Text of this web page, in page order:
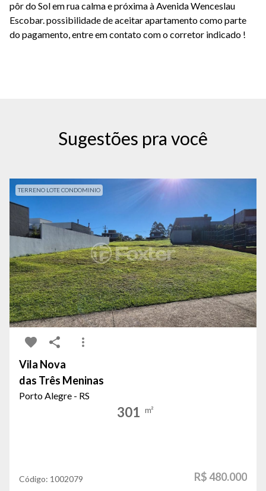
pôr do Sol em rua calma e próxima à Avenida Wenceslau
Escobar. possibilidade de aceitar apartamento como parte
do pagamento, entre em contato com o corretor indicado !
Sugestões pra você
TERRENO LOTE CONDOMINIO
Vila Nova
das Três Meninas
Porto Alegre - RS
301 m²
Código: 1002079 R$ 480.000